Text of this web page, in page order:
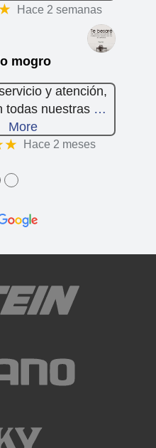
Hace 2 semanas
mogro
y atención,
todas nuestras …
More
Hace 2 meses
●